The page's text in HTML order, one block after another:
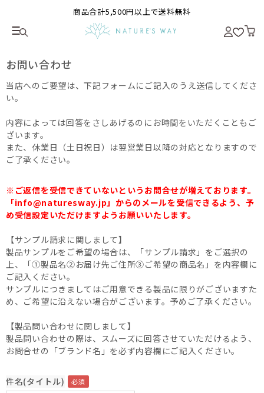
商品合計5,500円以上で送料無料
お問い合わせ
当店へのご要望は、下記フォームにご記入のうえ送信してくださ
い。
内容によっては回答をさしあげるのにお時間をいただくこともご
ざいます。
また、休業日（土日祝日）は翌営業日以降の対応となりますので
ご了承ください。
※ご返信を受信できていないというお問合せが増えております。
「info@naturesway.jp」からのメールを受信できるよう、予
め受信設定いただけますようお願いいたします。
【サンプル請求に関しまして】
製品サンプルをご希望の場合は、「サンプル請求」をご選択の
上、「①製品名②お届け先ご住所③ご希望の商品名」を内容欄に
ご記入ください。
サンプルにつきましてはご用意できる製品に限りがございますた
め、ご希望に沿えない場合がございます。予めご了承ください。
【製品問い合わせに関しまして】
製品問い合わせの際は、スムーズに回答させていただけるよう、
お問合せの「ブランド名」を必ず内容欄にご記入ください。
件名(タイトル)